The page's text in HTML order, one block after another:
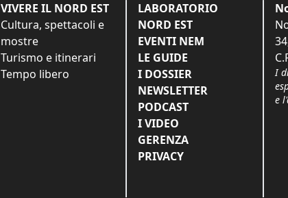
VIVERE IL NORD EST
Cultura, spettacoli e
mostre
Turismo e itinerari
Tempo libero
LABORATORIO
NORD EST
EVENTI NEM
LE GUIDE
I DOSSIER
NEWSLETTER
PODCAST
I VIDEO
GERENZA
PRIVACY
I
e